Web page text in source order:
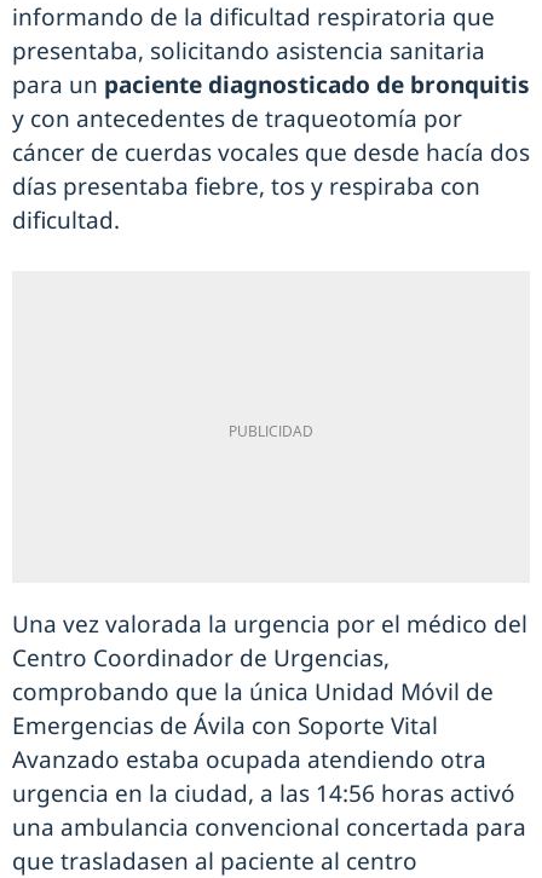
informando de la dificultad respiratoria que
presentaba, solicitando asistencia sanitaria
para un paciente diagnosticado de bronquitis
y con antecedentes de traqueotomía por
cáncer de cuerdas vocales que desde hacía dos
días presentaba fiebre, tos y respiraba con
dificultad.
Una vez valorada la urgencia por el médico del
Centro Coordinador de Urgencias,
comprobando que la única Unidad Móvil de
Emergencias de Ávila con Soporte Vital
Avanzado estaba ocupada atendiendo otra
urgencia en la ciudad, a las 14:56 horas activó
una ambulancia convencional concertada para
que trasladasen al paciente al centro